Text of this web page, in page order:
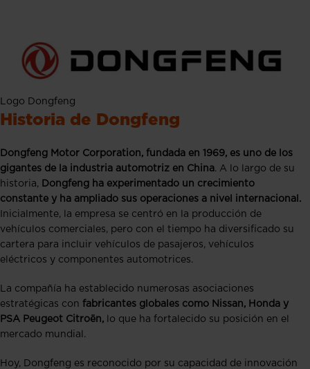
Logo Dongfeng
Historia de Dongfeng
Dongfeng Motor Corporation, fundada en 1969, es uno de los
gigantes de la industria automotriz en China. A lo largo de su
historia, Dongfeng ha experimentado un crecimiento
constante y ha ampliado sus operaciones a nivel internacional.
Inicialmente, la empresa se centró en la producción de
vehículos comerciales, pero con el tiempo ha diversificado su
cartera para incluir vehículos de pasajeros, vehículos
eléctricos y componentes automotrices.
La compañía ha establecido numerosas asociaciones
estratégicas con fabricantes globales como Nissan, Honda y
PSA Peugeot Citroën,
lo que ha fortalecido su posición en el
mercado mundial.
Hoy, Dongfeng es reconocido por su capacidad de innovación